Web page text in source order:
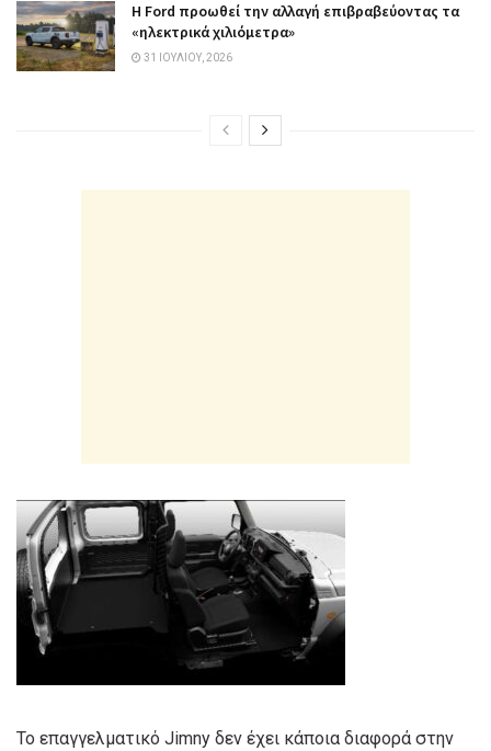
Η Ford προωθεί την αλλαγή επιβραβεύοντας τα
«ηλεκτρικά χιλιόμετρα»
31 ΙΟΥΛΊΟΥ, 2026
Το επαγγελματικό Jimny δεν έχει κάποια διαφορά στην